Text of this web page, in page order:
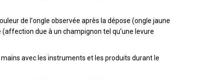
de l’ongle observée après la dépose (ongle jaune
due à un champignon tel qu’une levure
avec les instruments et les produits durant le